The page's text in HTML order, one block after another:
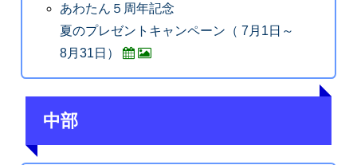
あわたん５周年記念
夏のプレゼントキャンペーン（ 7月1日～
8月31日）
中部